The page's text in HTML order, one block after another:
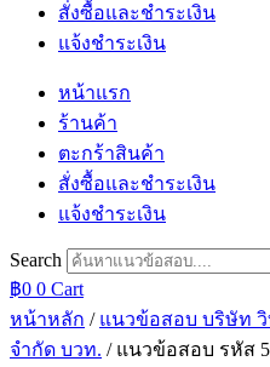
สั่งซื้อและชำระเงิน
แจ้งชำระเงิน
หน้าแรก
ร้านค้า
ตะกร้าสินค้า
สั่งซื้อและชำระเงิน
แจ้งชำระเงิน
Search
฿0 0 Cart
หน้าหลัก / แนวข้อสอบ บริษัท
จำกัด บวท. / แนวข้อสอบ รหัส